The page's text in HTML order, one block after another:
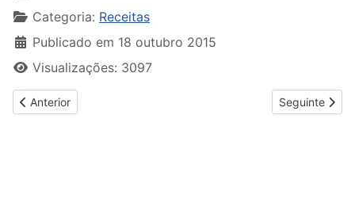
Categoria: Receitas
Publicado em 18 outubro 2015
Visualizações: 3097
Artigo anterior: Receitas Simples & Rápidas- Frango
Anterior Artigo
Seguinte